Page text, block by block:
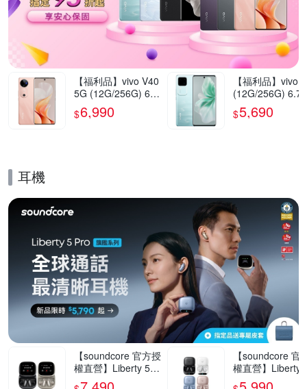
【福利品】vivo V40
5G (12G/256G) 6.7
8吋智慧型手機(9成
新)
$6,990
【福利品】vivo
(12G/256G)
5G智慧型手機(9
新)
$5,690
耳機
【soundcore 官方授
權直營】Liberty 5 P
ro Max AI降噪真無
【soundcore 官
權直營】Liberty
ro AI降噪真無線